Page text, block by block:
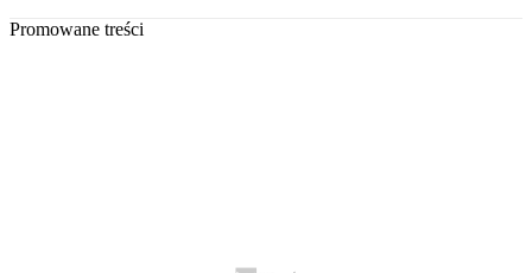
Promowane treści